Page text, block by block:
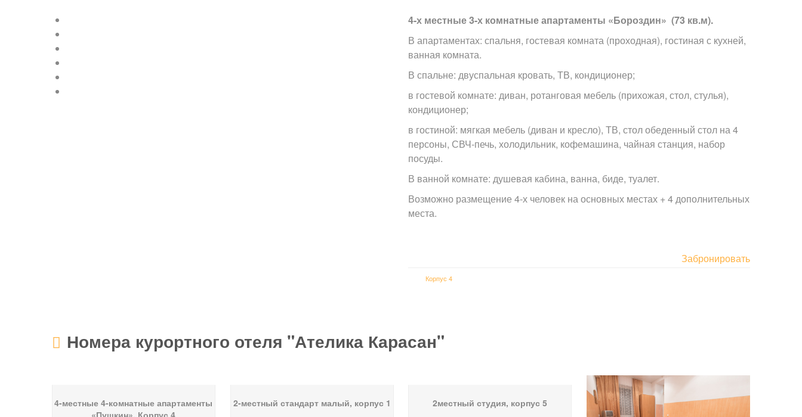
4-х местные 3-х комнатные апартаменты «Бороздин» (73 кв.м).
В апартаментах: спальня, гостевая комната (проходная), гостиная с кухней,
ванная комната.
В спальне: двуспальная кровать, ТВ, кондиционер;
в гостевой комнате: диван, ротанговая мебель (прихожая, стол, стулья),
кондиционер;
в гостиной: мягкая мебель (диван и кресло), ТВ, стол обеденный стол на 4
персоны, СВЧ-печь, холодильник, кофемашина, чайная станция, набор
посуды.
В ванной комнате: душевая кабина, ванна, биде, туалет.
Возможно размещение 4-х человек на основных местах + 4 дополнительных
места.
Забронировать
Корпус 4
Номера курортного отеля "Ателика Карасан"
4-местные 4-комнатные апартаменты
«Пушкин». Корпус 4
2-местный стандарт малый, корпус 1 2местный студия, корпус 5